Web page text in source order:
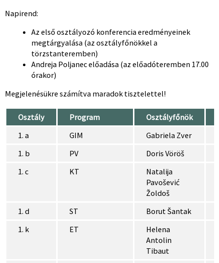
Napirend:
Az első osztályozó konferencia eredményeinek
megtárgyalása (az osztályfőnökkel a
törzstanteremben)
Andreja Poljanec előadása (az előadóteremben 17.00
órakor)
Megjelenésükre számítva maradok tisztelettel!
Osztály Program Osztályfőnök
1. a
GIM Gabriela Zver
1. b
PV Doris Vöröš
1. c
KT
Natalija
Pavošević
Žoldoš
1. d ST Borut Šantak
1. k
ET
Helena
Antolin
Tibaut